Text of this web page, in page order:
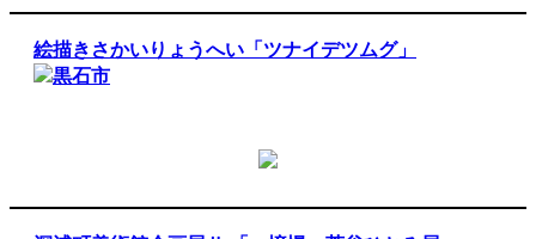
絵描きさかいりょうへい「ツナイデツムグ」
黒石市